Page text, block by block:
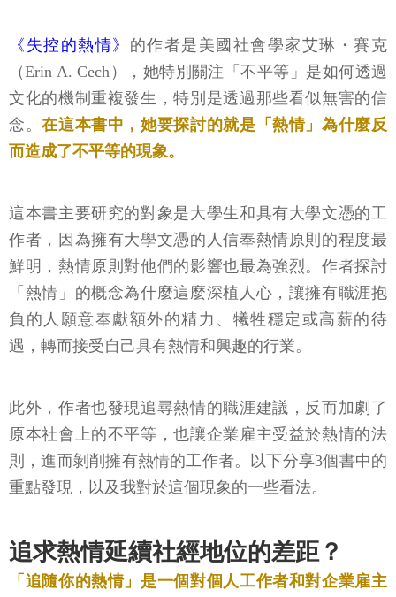
《失控的熱情》 的作者是美國社會學家艾琳・賽克
（Erin A. Cech），她特別關注「不平等」是如何透過
文化的機制重複發生，特別是透過那些看似無害的信
念。在這本書中，她要探討的就是「熱情」為什麼反
而造成了不平等的現象。
這本書主要研究的對象是大學生和具有大學文憑的工
作者，因為擁有大學文憑的人信奉熱情原則的程度最
鮮明，熱情原則對他們的影響也最為強烈。作者探討
「熱情」的概念為什麼這麼深植人心，讓擁有職涯抱
負的人願意奉獻額外的精力、犧牲穩定或高薪的待
遇，轉而接受自己具有熱情和興趣的行業。
此外，作者也發現追尋熱情的職涯建議，反而加劇了
原本社會上的不平等，也讓企業雇主受益於熱情的法
則，進而剝削擁有熱情的工作者。以下分享3個書中的
重點發現，以及我對於這個現象的一些看法。
追求熱情延續社經地位的差距？
「追隨你的熱情」是一個對個人工作者和對企業雇主